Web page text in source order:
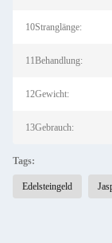
10Stranglänge:
11Behandlung:
12Gewicht:
13Gebrauch:
Tags:
Edelsteingeld